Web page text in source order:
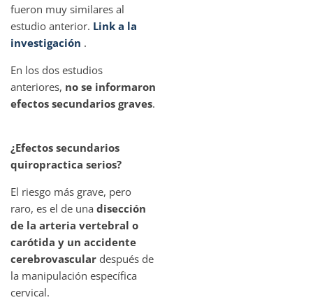
fueron muy similares al
estudio anterior. Link a la
investigación .
En los dos estudios
anteriores, no se informaron
efectos secundarios graves.
¿Efectos secundarios
quiropractica serios?
El riesgo más grave, pero
raro, es el de una disección
de la arteria vertebral o
carótida y un accidente
cerebrovascular después de
la manipulación específica
cervical.